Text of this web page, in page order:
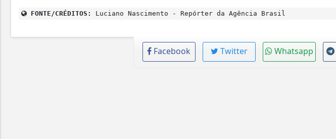
FONTE/CRÉDITOS: Luciano Nascimento - Repórter da Agência Brasil
Facebook Twitter Whatsapp